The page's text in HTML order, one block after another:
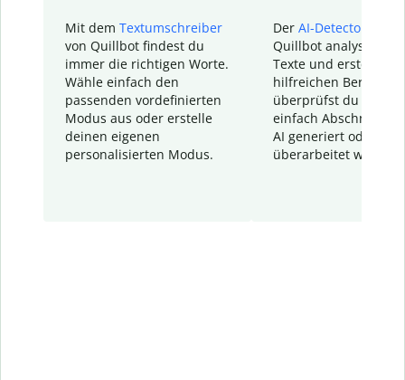
Mit dem Textumschreiber
von Quillbot findest du
immer die richtigen Worte.
Wähle einfach den
passenden vordefinierten
Modus aus oder erstelle
deinen eigenen
personalisierten Modus.
Der AI-Detector
Quillbot analysiert
Texte und erstellt
hilfreichen Bericht.
überprüfst du
einfach Abschnitte,
AI generiert oder
überarbeitet wurden.